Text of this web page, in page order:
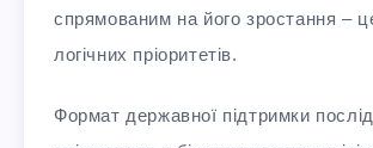
спрямованим на його зростання –
логічних пріоритетів.
Формат державної підтримки